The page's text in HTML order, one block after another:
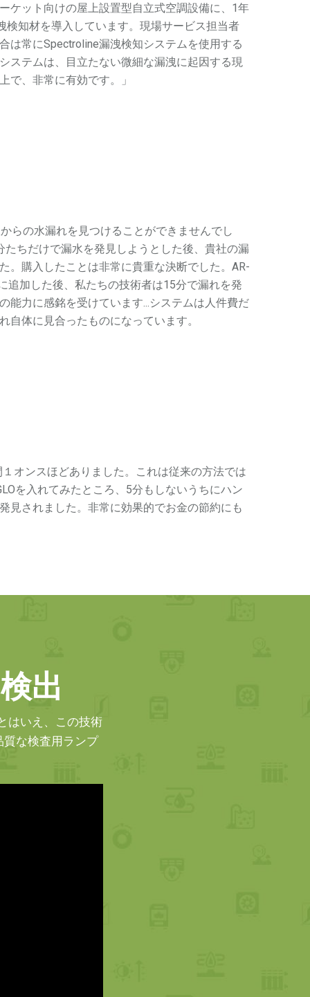
ケット向けの屋上設置型自立式空調設備に、1年
検知材を導入しています。現場サービス担当者
は常にSpectroline漏洩検知システムを使用する
ステムは、目立たない微細な漏洩に起因する現
で、非常に有効です。」
らの水漏れを見つけることができませんでし
ちだけで漏水を発見しようとした後、貴社の漏
。購入したことは非常に貴重な決断でした。AR-
追加した後、私たちの技術者は15分で漏れを発
能力に感銘を受けています...システムは人件費だ
自体に見合ったものになっています。
オンスほどありました。これは従来の方法では
を入れてみたところ、5分もしないうちにハン
見されました。非常に効果的でお金の節約にも
出
はいえ、この技術
な検査用ランプ